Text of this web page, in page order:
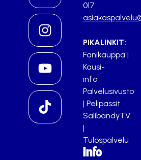
017
PIKALINKIT:
Fanikauppa |
Kausi-
info
Palvelusivusto
| Pelipassit
SalibandyTV
|
Tulospalvelu
Info